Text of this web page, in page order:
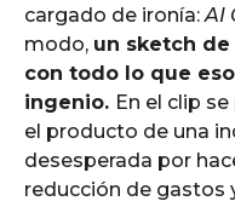
cargado de ironía:AI
modo, un sketch
con todo lo que
ingenio. En el clip
el producto de una
desesperada por
reducción de gastos